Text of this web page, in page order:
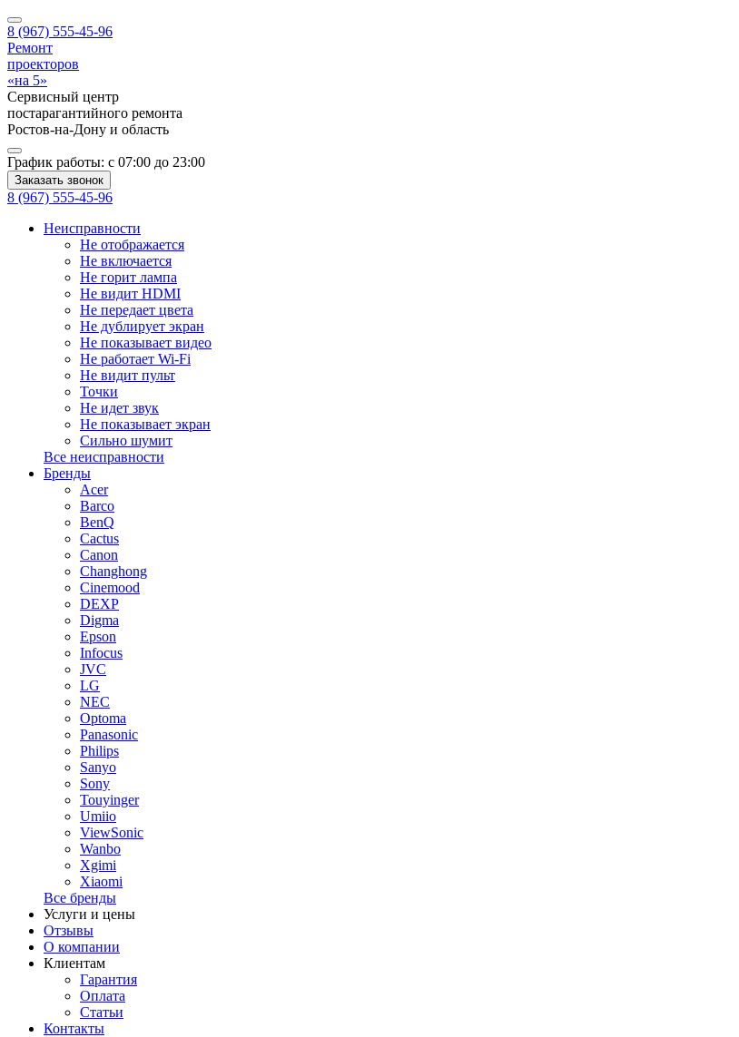
8 (967) 555-45-96
Ремонт
проекторов
«на 5»
Сервисный центр
постарагантийного ремонта
Ростов-на-Дону и область
График работы: с 07:00 до 23:00
Заказать звонок
8 (967) 555-45-96
Неисправности
Не отображается
Не включается
Не горит лампа
Не видит HDMI
Не передает цвета
Не дублирует экран
Не показывает видео
Не работает Wi-Fi
Не видит пульт
Точки
Не идет звук
Не показывает экран
Сильно шумит
Все неисправности
Бренды
Acer
Barco
BenQ
Cactus
Canon
Changhong
Cinemood
DEXP
Digma
Epson
Infocus
JVC
LG
NEC
Optoma
Panasonic
Philips
Sanyo
Sony
Touyinger
Umiio
ViewSonic
Wanbo
Xgimi
Xiaomi
Все бренды
Услуги и цены
Отзывы
О компании
Клиентам
Гарантия
Оплата
Статьи
Контакты